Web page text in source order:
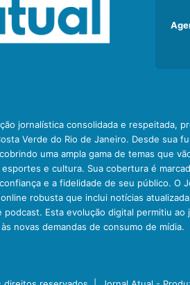
jornalística consolidada e respeitada,
Verde do Rio de Janeiro. Desde sua
uma ampla gama de temas que
e cultura. Sua cobertura é
e a fidelidade de seu público. O
robusta que inclui notícias
Esta evolução digital permitiu ao
novas demandas de consumo de mídia.